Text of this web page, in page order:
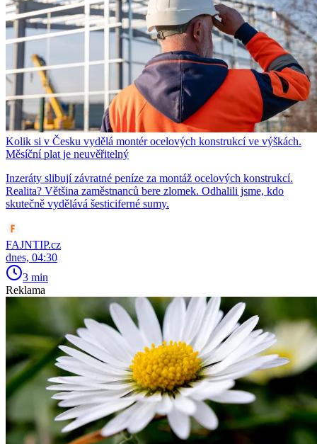
Kolik si v Česku vydělá montér ocelových konstrukcí ve výškách.
Měsíční plat je neuvěřitelný
Inzeráty slibují závratné peníze za montáž ocelových konstrukcí.
Realita? Většina zaměstnanců bere zlomek. Odhalili jsme, kdo
skutečně vydělává šesticiferné sumy.
FAJNTIP.cz
dnes, 04:30
3 min
Reklama